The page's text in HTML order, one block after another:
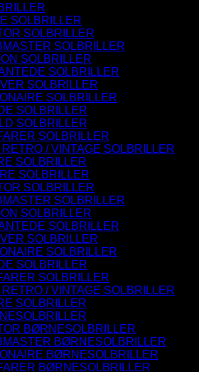
SOLBRILLER
SOLBRILLER
SOLBRILLER
SOLBRILLER
SOLBRILLER
SOLBRILLER
SOLBRILLER
SOLBRILLER
SOLBRILLER
SOLBRILLER
/ VINTAGE SOLBRILLER
SOLBRILLER
SOLBRILLER
SOLBRILLER
SOLBRILLER
SOLBRILLER
SOLBRILLER
SOLBRILLER
SOLBRILLER
SOLBRILLER
SOLBRILLER
/ VINTAGE SOLBRILLER
SOLBRILLER
BØRNESOLBRILLER
BØRNESOLBRILLER
BØRNESOLBRILLER
BØRNESOLBRILLER